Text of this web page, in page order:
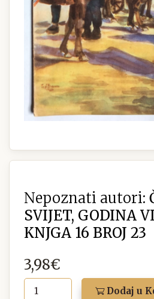
Nepoznati autori:
SVIJET, GODINA
KNJGA 16 BROJ 23
3,98€
Dodaj u